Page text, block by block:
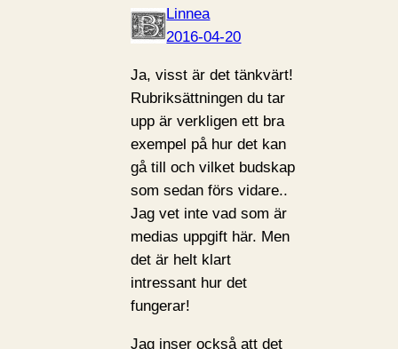
Linnea
2016-04-20
Ja, visst är det tänkvärt!
Rubriksättningen du tar
upp är verkligen ett bra
exempel på hur det kan
gå till och vilket budskap
som sedan förs vidare..
Jag vet inte vad som är
medias uppgift här. Men
det är helt klart
intressant hur det
fungerar!
Jag inser också att det